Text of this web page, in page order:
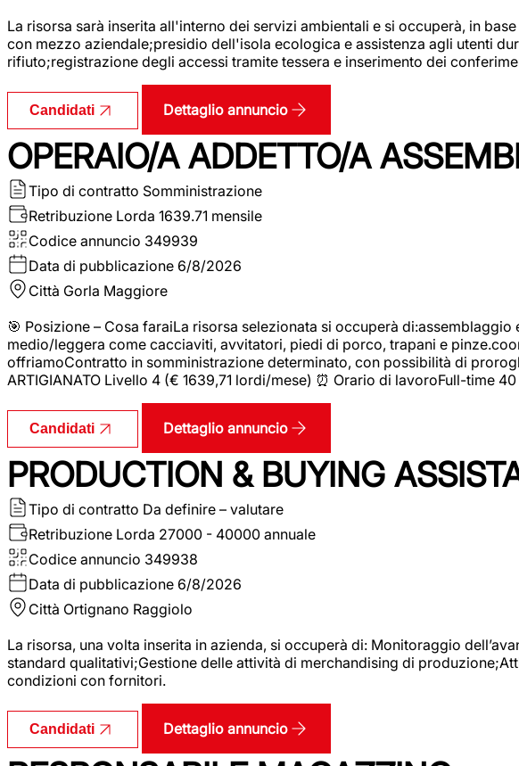
La risorsa sarà inserita all'interno dei servizi ambientali e si occuperà, in
con mezzo aziendale;presidio dell'isola ecologica e assistenza agli utenti
rifiuto;registrazione degli accessi tramite tessera e inserimento dei
Candidati Dettaglio annuncio
OPERAIO/A ADDETTO/A
Tipo di contratto Somministrazione
Retribuzione Lorda 1639.71 mensile
Codice annuncio 349939
Data di pubblicazione 6/8/2026
Città Gorla Maggiore
🎯 Posizione – Cosa faraiLa risorsa selezionata si occuperà
medio/leggera come cacciaviti, avvitatori, piedi di porco, trapani e
offriamoContratto in somministrazione determinato, con possibilità di
ARTIGIANATO Livello 4 (€ 1639,71 lordi/mese) ⏰ Orario di lavoroFull-time
Candidati Dettaglio annuncio
PRODUCTION & BUYING
Tipo di contratto Da definire – valutare
Retribuzione Lorda 27000 - 40000 annuale
Codice annuncio 349938
Data di pubblicazione 6/8/2026
Città Ortignano Raggiolo
La risorsa, una volta inserita in azienda, si occuperà di: Monitoraggio
standard qualitativi;Gestione delle attività di merchandising di
condizioni con fornitori.
Candidati Dettaglio annuncio